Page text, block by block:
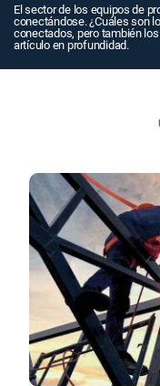
El sector de los equipos de
conectándose. ¿Cuáles son
conectados, pero también
artículo en profundidad.